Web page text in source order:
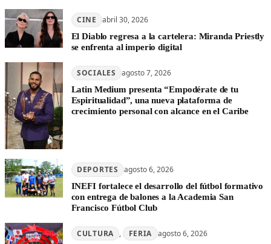
CINE abril 30, 2026
El Diablo regresa a la cartelera: Miranda Priestly
se enfrenta al imperio digital
SOCIALES agosto 7, 2026
Latin Medium presenta “Empodérate de tu
Espiritualidad”, una nueva plataforma de
crecimiento personal con alcance en el Caribe
DEPORTES agosto 6, 2026
INEFI fortalece el desarrollo del fútbol formativo
con entrega de balones a la Academia San
Francisco Fútbol Club
CULTURA , FERIA agosto 6, 2026